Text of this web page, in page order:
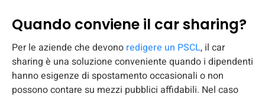
Quando conviene il car sharing?
Per le aziende che devono redigere un PSCL, il car
sharing è una soluzione conveniente quando i dipendenti
hanno esigenze di spostamento occasionali o non
possono contare su mezzi pubblici affidabili. Nel caso